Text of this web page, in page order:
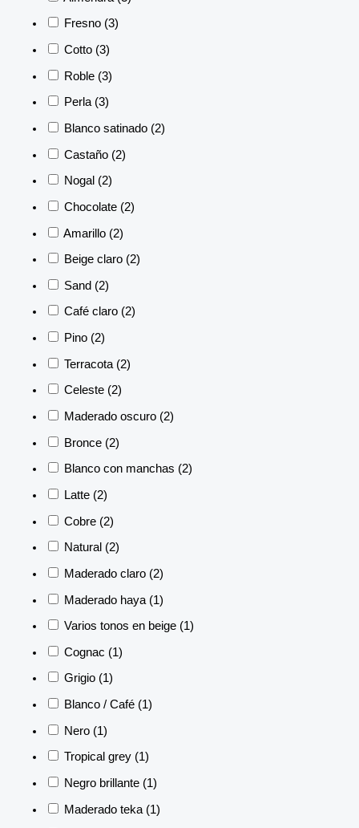
Fresno (3)
Cotto (3)
Roble (3)
Perla (3)
Blanco satinado (2)
Castaño (2)
Nogal (2)
Chocolate (2)
Amarillo (2)
Beige claro (2)
Sand (2)
Café claro (2)
Pino (2)
Terracota (2)
Celeste (2)
Maderado oscuro (2)
Bronce (2)
Blanco con manchas (2)
Latte (2)
Cobre (2)
Natural (2)
Maderado claro (2)
Maderado haya (1)
Varios tonos en beige (1)
Cognac (1)
Grigio (1)
Blanco / Café (1)
Nero (1)
Tropical grey (1)
Negro brillante (1)
Maderado teka (1)